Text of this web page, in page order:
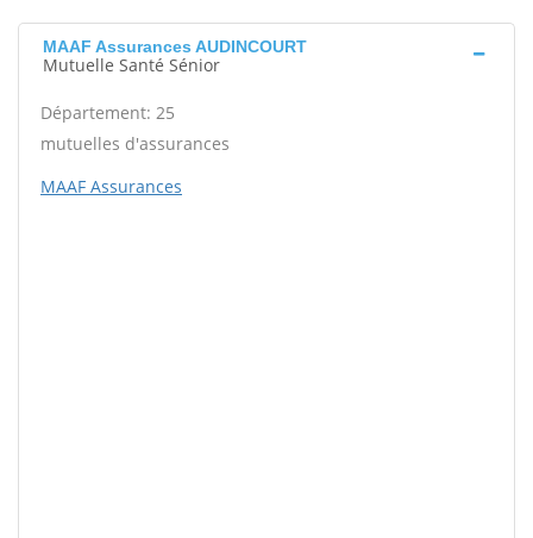
MAAF Assurances AUDINCOURT
Mutuelle Santé Sénior
Département: 25
mutuelles d'assurances
MAAF Assurances